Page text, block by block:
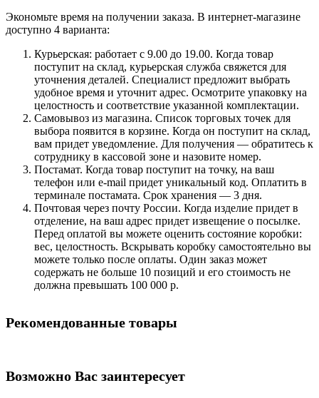
Экономьте время на получении заказа. В интернет-магазине
доступно 4 варианта:
Курьерская: работает с 9.00 до 19.00. Когда товар
поступит на склад, курьерская служба свяжется для
уточнения деталей. Специалист предложит выбрать
удобное время и уточнит адрес. Осмотрите упаковку на
целостность и соответствие указанной комплектации.
Самовывоз из магазина. Список торговых точек для
выбора появится в корзине. Когда он поступит на склад,
вам придет уведомление. Для получения — обратитесь к
сотруднику в кассовой зоне и назовите номер.
Постамат. Когда товар поступит на точку, на ваш
телефон или e-mail придет уникальный код. Оплатить в
терминале постамата. Срок хранения — 3 дня.
Почтовая через почту России. Когда изделие придет в
отделение, на ваш адрес придет извещение о посылке.
Перед оплатой вы можете оценить состояние коробки:
вес, целостность. Вскрывать коробку самостоятельно вы
можете только после оплаты. Один заказ может
содержать не больше 10 позиций и его стоимость не
должна превышать 100 000 р.
Рекомендованные товары
Возможно Вас заинтересует